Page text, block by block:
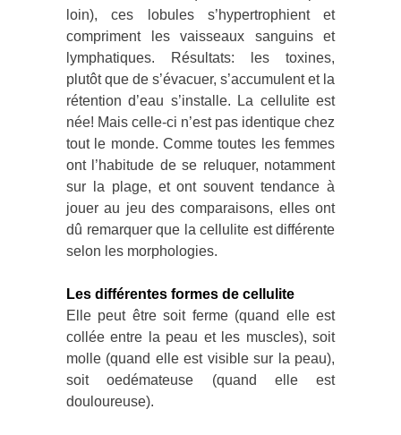
loin), ces lobules s’hypertrophient et
compriment les vaisseaux sanguins et
lymphatiques. Résultats: les toxines,
plutôt que de s’évacuer, s’accumulent et la
rétention d’eau s’installe. La cellulite est
née! Mais celle-ci n’est pas identique chez
tout le monde. Comme toutes les femmes
ont l’habitude de se reluquer, notamment
sur la plage, et ont souvent tendance à
jouer au jeu des comparaisons, elles ont
dû remarquer que la cellulite est différente
selon les morphologies.
Les différentes formes de cellulite
Elle peut être soit ferme (quand elle est
collée entre la peau et les muscles), soit
molle (quand elle est visible sur la peau),
soit oedémateuse (quand elle est
douloureuse).